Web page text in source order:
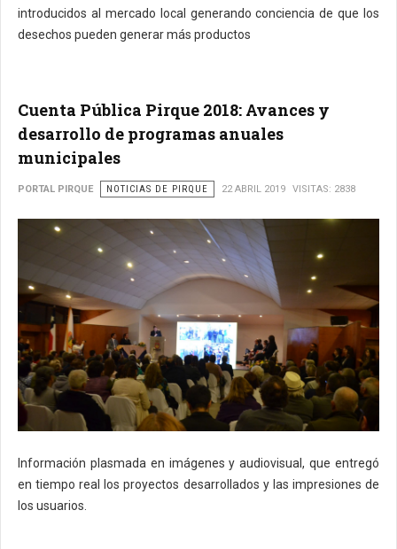
introducidos al mercado local generando conciencia de que los
desechos pueden generar más productos
Cuenta Pública Pirque 2018: Avances y
desarrollo de programas anuales
municipales
PORTAL PIRQUE NOTICIAS DE PIRQUE 22 ABRIL 2019 VISITAS: 2838
Información plasmada en imágenes y audiovisual, que entregó
en tiempo real los proyectos desarrollados y las impresiones de
los usuarios.